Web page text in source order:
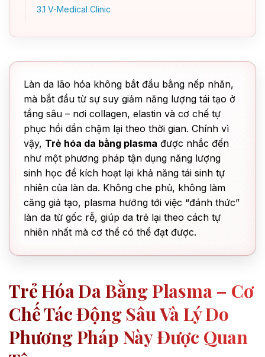
3.1 V-Medical Clinic
Làn da lão hóa không bắt đầu bằng nếp nhăn,
mà bắt đầu từ sự suy giảm năng lượng tái tạo ở
tầng sâu – nơi collagen, elastin và cơ chế tự
phục hồi dần chậm lại theo thời gian. Chính vì
vậy, Trẻ hóa da bằng plasma được nhắc đến
như một phương pháp tận dụng năng lượng
sinh học để kích hoạt lại khả năng tái sinh tự
nhiên của làn da. Không che phủ, không làm
căng giả tạo, plasma hướng tới việc “đánh thức”
làn da từ gốc rễ, giúp da trẻ lại theo cách tự
nhiên nhất mà cơ thể có thể đạt được.
Trẻ Hóa Da Bằng Plasma – Cơ
Chế Tác Động Sâu Và Lý Do
Phương Pháp Này Được Quan